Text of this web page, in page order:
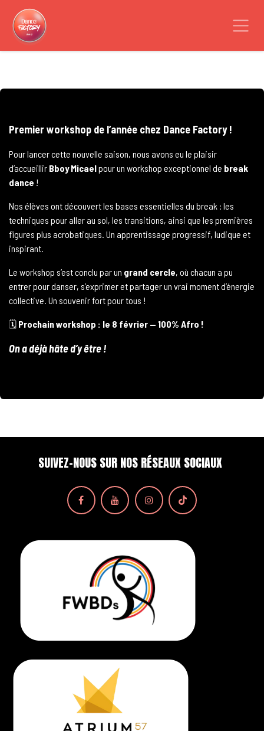
Se rendre au contenu
Premier workshop de l’année chez Dance Factory !
Pour lancer cette nouvelle saison, nous avons eu le plaisir
d’accueillir Bboy Micaelpour un workshop exceptionnel de break
dance !
Nos élèves ont découvert les bases essentielles du break : les
techniques pour aller au sol, les transitions, ainsi que les premières
figures plus acrobatiques. Un apprentissage progressif, ludique et
inspirant.
Le workshop s’est conclu par un grand cercle, où chacun a pu
entrer pour danser, s’exprimer et partager un vrai moment d’énergie
collective. Un souvenir fort pour tous !
🗓️ Prochain workshop : le 8 février — 100% Afro !
On a déjà hâte d’y être !
SUIVEZ-NOUS SUR NOS RÉSEAUX SOCIAUX